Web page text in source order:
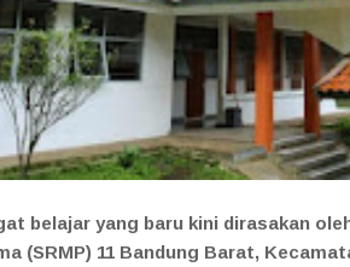
belajar yang baru kini dirasakan
(SRMP) 11 Bandung Barat,